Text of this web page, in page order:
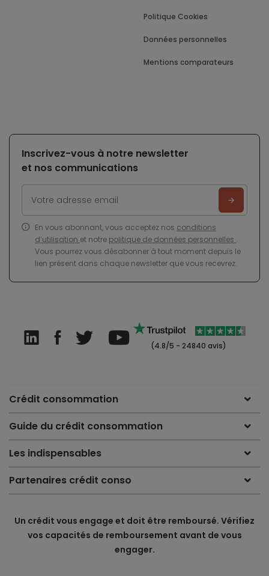
Politique Cookies
Données personnelles
Mentions comparateurs
Inscrivez-vous à notre newsletter
et nos communications
En vous abonnant, vous acceptez nos conditions
d’utilisation et notre politique de données personnelles .
Vous pourrez vous désabonner à tout moment depuis le
lien présent dans chaque newsletter que vous recevrez.
(4.8/5 - 24840 avis)
Crédit consommation
Guide du crédit consommation
Les indispensables
Partenaires crédit conso
Un crédit vous engage et doit être remboursé. Vérifiez
vos capacités de remboursement avant de vous
engager.